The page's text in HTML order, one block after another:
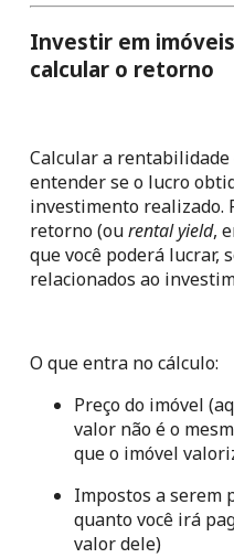
Investir em
calcular o retorno
Calcular a
entender se o lucro
investimento realizado.
retorno (ou rental yield,
que você poderá lucrar,
relacionados ao
O que entra no cálculo:
Preço do imóvel
valor não é o
que o imóvel
Impostos a serem
quanto você irá
valor dele)